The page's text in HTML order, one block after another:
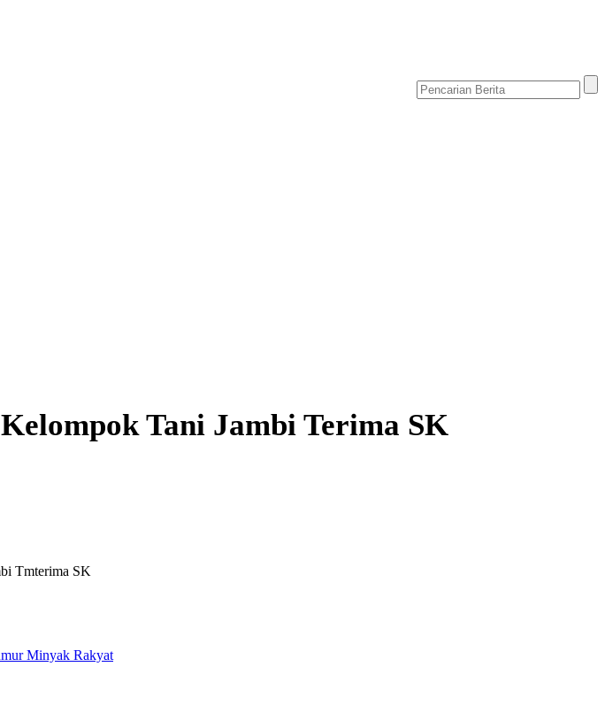
Tani Jambi Terima SK
Tmterima SK
Minyak Rakyat